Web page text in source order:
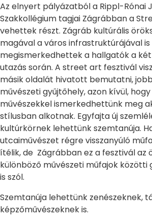
Az elnyert pályázatból a Rippl-Rónai
Szakkollégium tagjai Zágrábban a
vehettek részt. Zágráb kultúrális
magával a város infrastruktúrájával is
megismerkedhettek a hallgatók a
utazás során. A street art fesztivál
másik oldalát hivatott bemutatni,
művészeti gyűjtőhely, azon kívül,
művészekkel ismerkedhettünk meg
stílusban alkotnak. Egyfajta új
kultúrkörnek lehettünk szemtanúja.
utcaiművészet régre visszanyúló
ítélik, de Zágrábban ez a fesztivál az
különböző művészeti műfajok
is szól.
Szemtanúja lehettünk zenészeknek,
képzőművészeknek is.